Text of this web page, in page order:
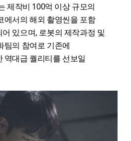
제작비 100억 이상 규모의
에서의 해외 촬영씬을 포함
있으며, 로봇의 제작과정 및
팀의 참여로 기존에
역대급 퀄리티를 선보일